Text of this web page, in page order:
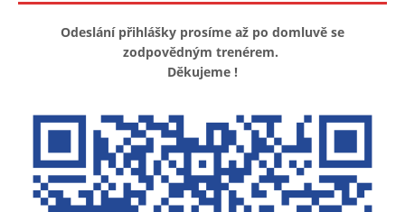
Odeslání přihlášky prosíme až po domluvě se
zodpovědným trenérem.
Děkujeme !